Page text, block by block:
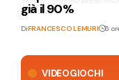
VIDEOGIOCHI
già il 90%
DiFRANCESCO LEMURI 6